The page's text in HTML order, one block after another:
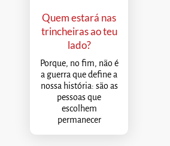
Quem estará nas
trincheiras ao teu
lado?
Porque, no fim, não é
a guerra que define a
nossa história: são as
pessoas que
escolhem
permanecer